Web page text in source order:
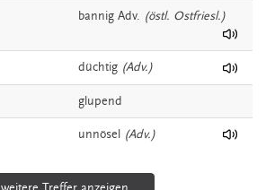
bannig Adv. (östl. Ostfriesl.)
düchtig (Adv.)
glupend
unnösel (Adv.)